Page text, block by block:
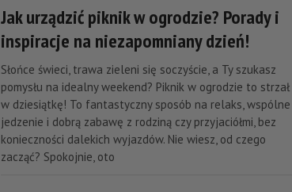
Jak urządzić piknik w ogrodzie? Porady i
inspiracje na niezapomniany dzień!
Słońce świeci, trawa zieleni się soczyście, a Ty szukasz
pomysłu na idealny weekend? Piknik w ogrodzie to strzał
w dziesiątkę! To fantastyczny sposób na relaks, wspólne
jedzenie i dobrą zabawę z rodziną czy przyjaciółmi, bez
konieczności dalekich wyjazdów. Nie wiesz, od czego
zacząć? Spokojnie, oto